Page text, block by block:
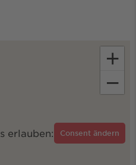
erlauben: Consent ändern
+
−